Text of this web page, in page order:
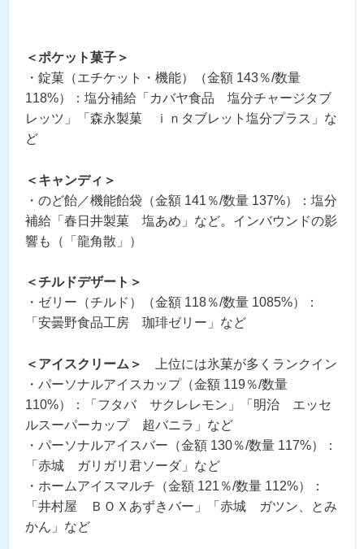
＜ポケット菓子＞
・錠菓（エチケット・機能）（金額 143％/数量
118%）：塩分補給「カバヤ食品 塩分チャージタブ
レッツ」「森永製菓 ｉｎタブレット塩分プラス」な
ど
＜キャンディ＞
・のど飴／機能飴袋（金額 141％/数量 137%）：塩分
補給「春日井製菓 塩あめ」など。インバウンドの影
響も（「龍角散」）
＜チルドデザート＞
・ゼリー（チルド）（金額 118％/数量 1085%）：
「安曇野食品工房 珈琲ゼリー」など
＜アイスクリーム＞
上位には氷菓が多くランクイン
・パーソナルアイスカップ（金額 119％/数量
110%）：「フタバ サクレレモン」「明治 エッセ
ルスーパーカップ 超バニラ」など
・パーソナルアイスバー（金額 130％/数量 117%）：
「赤城 ガリガリ君ソーダ」など
・ホームアイスマルチ（金額 121％/数量 112%）：
「井村屋 ＢＯＸあずきバー」「赤城 ガツン、とみ
かん」など